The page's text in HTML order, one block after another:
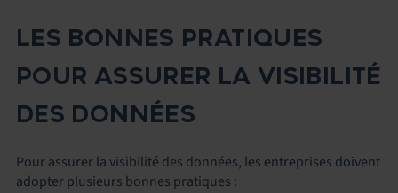
LES BONNES PRATIQUES
POUR ASSURER LA VISIBILITÉ
DES DONNÉES
Pour assurer la visibilité des données, les entreprises doivent
adopter plusieurs bonnes pratiques :